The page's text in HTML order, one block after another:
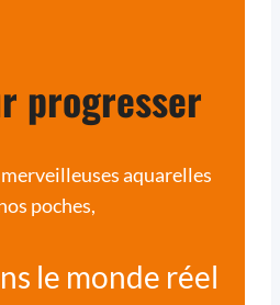
progresser
aquarelles
poches,
le monde réel